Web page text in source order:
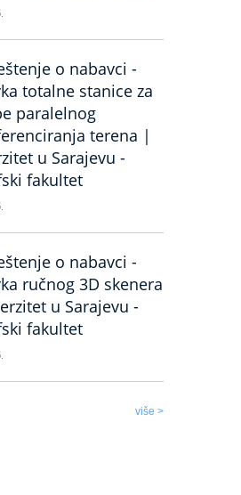
o nabavci -
totalne stanice za
paralelnog
terena |
u Sarajevu -
fakultet
o nabavci -
ručnog 3D skenera
u Sarajevu -
fakultet
više >